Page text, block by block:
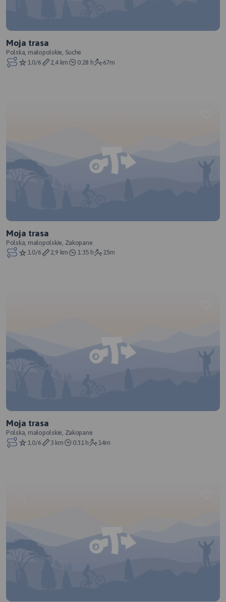
Moja trasa
Polska, małopolskie, Suche
1.0/6
2,4 km 0:28 h 67m
Moja trasa
Polska, małopolskie, Zakopane
1.0/6
2,9 km 1:35 h 15m
Moja trasa
Polska, małopolskie, Zakopane
1.0/6
3 km 0:31 h 14m